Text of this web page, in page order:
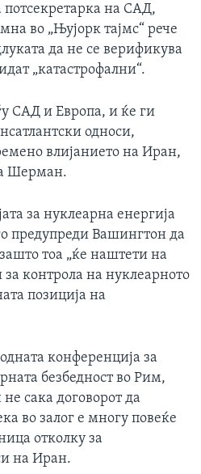
на САД,
во „Њујорк тајмс“ рече
да не се верификува
„катастрофални“.
САД и Европа, и ќе ги
односи,
влијанието на Иран,
Шерман.
за нуклеарна енергија
предупреди Вашингтон да
тоа „ќе наштети на
контрола на нуклеарното
позиција на
конференција за
безбедност во Рим,
сака договорот да
во залог е многу повеќе
отколку за
на Иран.